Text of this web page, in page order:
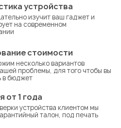
устройства
изучит ваш гаджет и
на современном
стоимости
несколько вариантов
проблемы, для того чтобы вы
в бюджет
от 1 года
устройства клиентом мы
талон, под печать